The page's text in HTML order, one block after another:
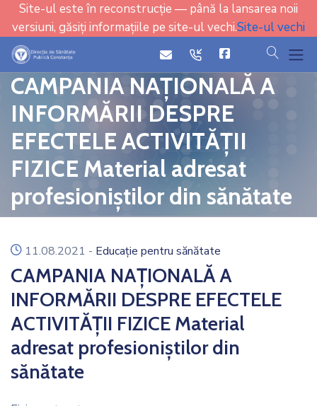
Site-ul este în reconstrucție — până la lansarea noii
versiuni, găsiți informațiile pe site-ul vechi.Site-ul vechi
iconicon cauta
CAMPANIA NAŢIONALĂ A
INFORMĂRII DESPRE
EFECTELE ACTIVITĂȚII
FIZICE Material adresat
profesioniștilor din sănătate
icon
11.08.2021 - Educație pentru sănătate
CAMPANIA NAŢIONALĂ A
INFORMĂRII DESPRE EFECTELE
ACTIVITĂȚII FIZICE Material
adresat profesioniștilor din
sănătate